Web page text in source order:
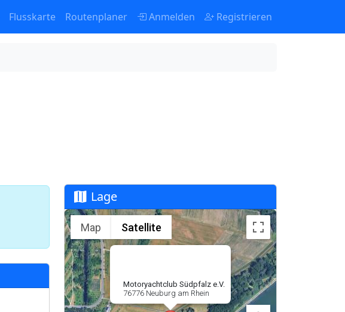
Flusskarte Routenplaner Anmelden Registrieren
Lage
Motoryachtclub Südpfalz e.V.
76776 Neuburg am Rhein
Map Satellite